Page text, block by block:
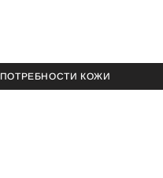
ПОТРЕБНОСТИ КОЖИ